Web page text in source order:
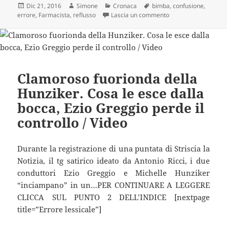
Scritto
il
Dic 21, 2016 Autore
Simone Categorie
Cronaca Tag
bimba,confusione,
errore, Farmacista, reflusso Lascia un commentosu Farmacista
Clamoroso fuorionda della
Hunziker. Cosa le esce dalla
bocca, Ezio Greggio perde il
controllo / Video
Durante la registrazione di una puntata di Striscia la
Notizia, il tg satirico ideato da Antonio Ricci, i due
conduttori Ezio Greggio e Michelle Hunziker
“inciampano” in un…PER CONTINUARE A LEGGERE
CLICCA SUL PUNTO 2 DELL’INDICE [nextpage
title=”Errore lessicale”]